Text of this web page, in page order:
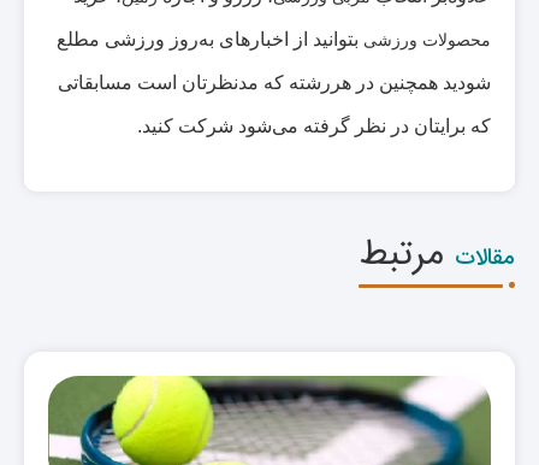
محصولات ورزشی بتوانید از اخبارهای به‌روز ورزشی مطلع
شودید همچنین در هررشته که مدنظرتان است مسابقاتی
که برایتان در نظر گرفته می‌شود شرکت کنید.
مقالات مرتبط